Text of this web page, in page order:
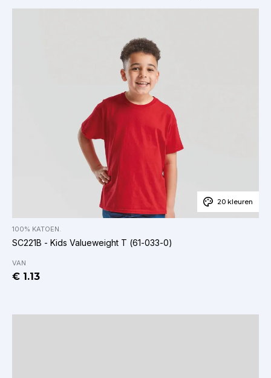
20 kleuren
100% KATOEN.
SC221B - Kids Valueweight T (61-033-0)
VAN
€ 1.13